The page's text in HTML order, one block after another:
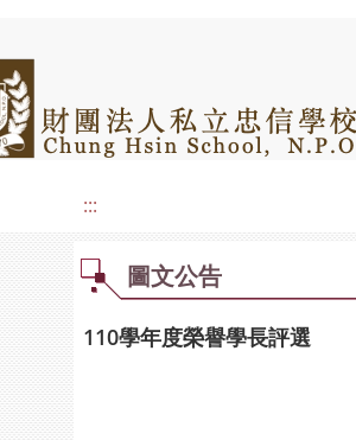
:::
圖文公告
110學年度榮譽學長評選